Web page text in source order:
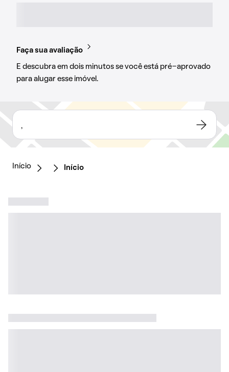
Faça sua avaliação
E descubra em dois minutos se você está pré-aprovado
para alugar esse imóvel.
,
Início Início